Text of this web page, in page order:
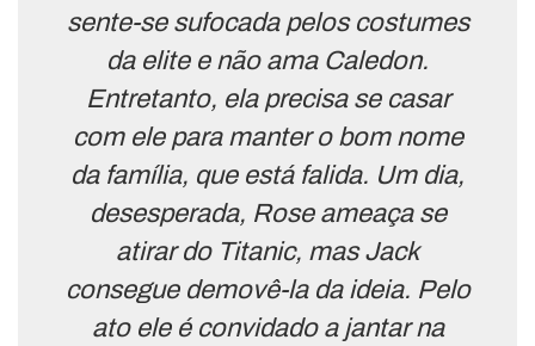
sente-se sufocada pelos costumes
da elite e não ama Caledon.
Entretanto, ela precisa se casar
com ele para manter o bom nome
da família, que está falida. Um dia,
desesperada, Rose ameaça se
atirar do Titanic, mas Jack
consegue demovê-la da ideia. Pelo
ato ele é convidado a jantar na